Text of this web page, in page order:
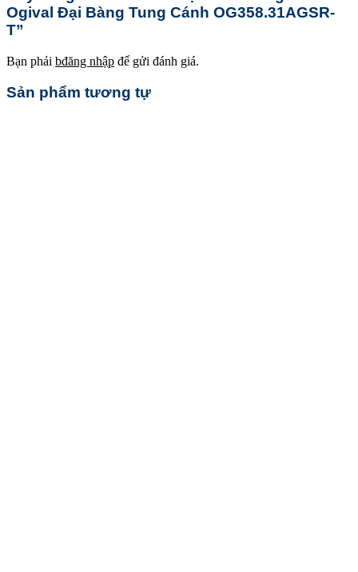
Ogival Đại Bàng Tung Cánh OG358.31AGSR-
T”
Bạn phải bđăng nhập để gửi đánh giá.
Sản phẩm tương tự